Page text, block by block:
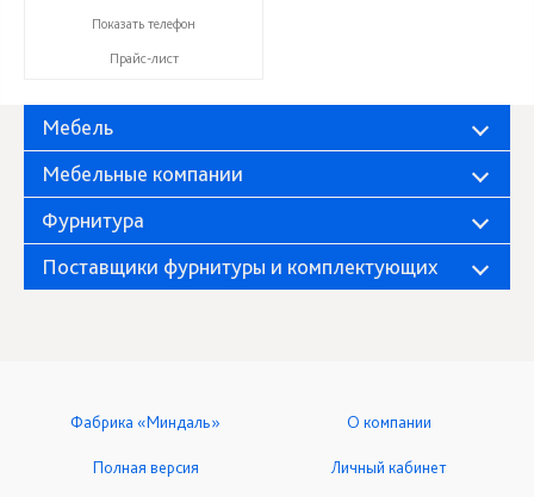
+7 (8412) 21-50-66
Показать телефон
Прайс-лист
Мебель
Мебельные компании
Фурнитура
Поставщики фурнитуры и комплектующих
Фабрика «Миндаль» О компании
Полная версия Личный кабинет